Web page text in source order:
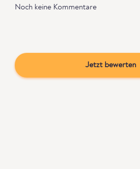
Noch keine Kommentare
Jetzt bewerten